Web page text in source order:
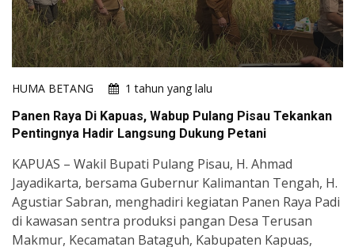
HUMA BETANG
1 tahun yang lalu
Panen Raya Di Kapuas, Wabup Pulang Pisau Tekankan
Pentingnya Hadir Langsung Dukung Petani
KAPUAS – Wakil Bupati Pulang Pisau, H. Ahmad
Jayadikarta, bersama Gubernur Kalimantan Tengah, H.
Agustiar Sabran, menghadiri kegiatan Panen Raya Padi
di kawasan sentra produksi pangan Desa Terusan
Makmur, Kecamatan Bataguh, Kabupaten Kapuas,